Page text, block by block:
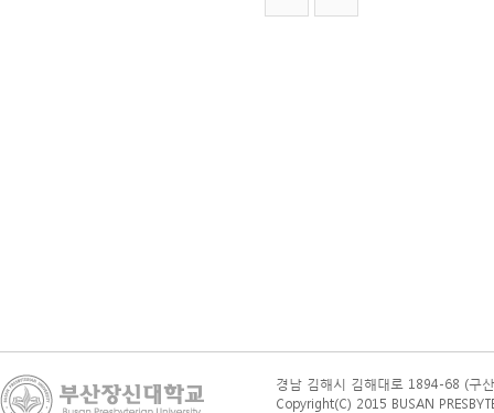
경남 김해시 김해대로 1894-68 (구
Copyright(C) 2015 BUSAN